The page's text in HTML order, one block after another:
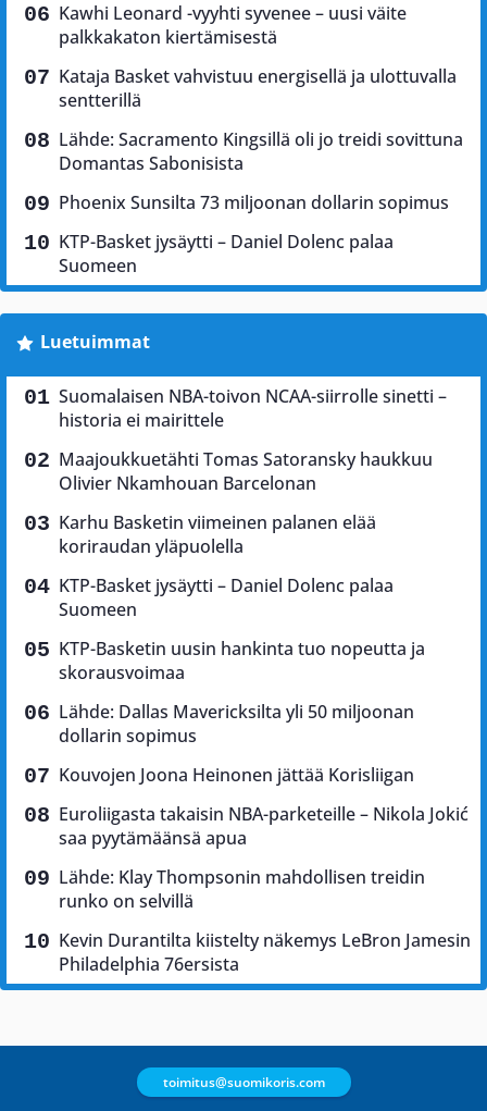
Kawhi Leonard -vyyhti syvenee – uusi väite
palkkakaton kiertämisestä
Kataja Basket vahvistuu energisellä ja ulottuvalla
sentterillä
Lähde: Sacramento Kingsillä oli jo treidi sovittuna
Domantas Sabonisista
Phoenix Sunsilta 73 miljoonan dollarin sopimus
KTP-Basket jysäytti – Daniel Dolenc palaa
Suomeen
Luetuimmat
Suomalaisen NBA-toivon NCAA-siirrolle sinetti –
historia ei mairittele
Maajoukkuetähti Tomas Satoransky haukkuu
Olivier Nkamhouan Barcelonan
Karhu Basketin viimeinen palanen elää
koriraudan yläpuolella
KTP-Basket jysäytti – Daniel Dolenc palaa
Suomeen
KTP-Basketin uusin hankinta tuo nopeutta ja
skorausvoimaa
Lähde: Dallas Mavericksilta yli 50 miljoonan
dollarin sopimus
Kouvojen Joona Heinonen jättää Korisliigan
Euroliigasta takaisin NBA-parketeille – Nikola Jokić
saa pyytämäänsä apua
Lähde: Klay Thompsonin mahdollisen treidin
runko on selvillä
Kevin Durantilta kiistelty näkemys LeBron Jamesin
Philadelphia 76ersista
toimitus@suomikoris.com